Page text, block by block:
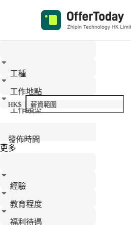
工種
工作地點
工作類型
HK$
發佈時間
更多
經驗
教育程度
福利待遇